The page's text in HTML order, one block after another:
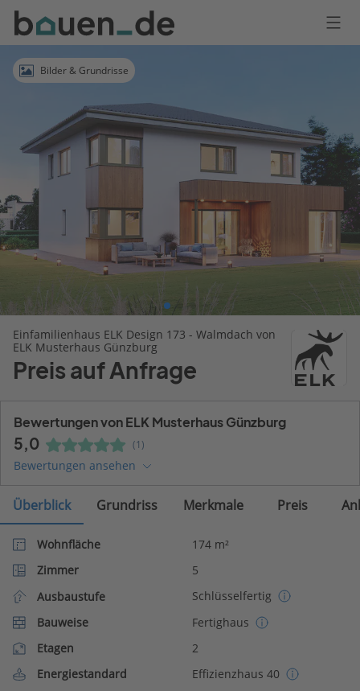
Bauen
Logo
AnmeldenBilder & Grundrisse
Einfamilienhaus ELK Design 173 - Walmdach von
ELK Musterhaus Günzburg
Preis auf Anfrage
Bewertungen von ELK Musterhaus Günzburg
5,0 (1)
Bewertungen ansehen
Überblick Grundriss Merkmale Preis
Wohnfläche
174 m²
Zimmer
5
Ausbaustufe
Schlüsselfertig
Bauweise
Fertighaus
Etagen
2
Energiestandard
Effizienzhaus 40